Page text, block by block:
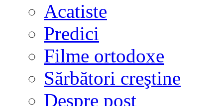
Acatiste
Predici
Filme ortodoxe
Sărbători creştine
Despre post